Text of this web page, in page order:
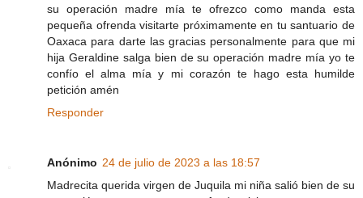
su operación madre mía te ofrezco como manda esta
pequeña ofrenda visitarte próximamente en tu santuario de
Oaxaca para darte las gracias personalmente para que mi
hija Geraldine salga bien de su operación madre mía yo te
confío el alma mía y mi corazón te hago esta humilde
petición amén
Responder
Anónimo 24 de julio de 2023 a las 18:57
Madrecita querida virgen de Juquila mi niña salió bien de su